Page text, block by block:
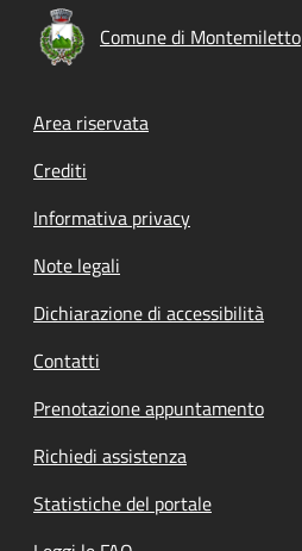
Comune di Montemiletto
Footer menu
Area riservata
Crediti
Informativa privacy
Note legali
Dichiarazione di accessibilità
Contatti
Prenotazione appuntamento
Richiedi assistenza
Statistiche del portale